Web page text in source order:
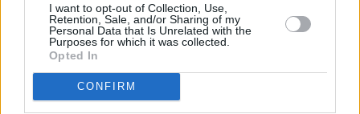
I want to opt-out of Collection, Use,
Retention, Sale, and/or Sharing of my
Personal Data that Is Unrelated with the
Purposes for which it was collected.
Opted In
CONFIRM
Διαφήμιση